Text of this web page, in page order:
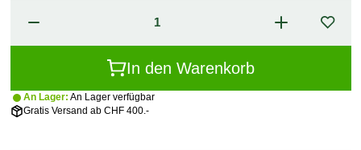
In den Warenkorb
An Lager: An Lager verfügbar
Gratis Versand ab CHF 400.-